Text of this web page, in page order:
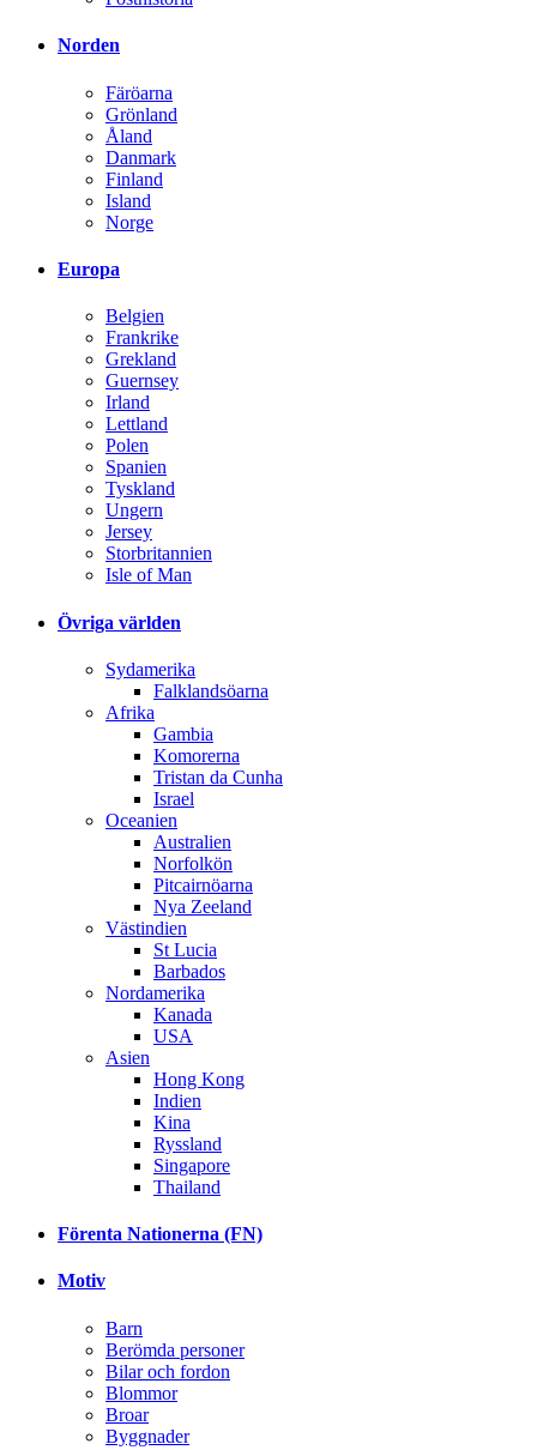
Norden
Färöarna
Grönland
Åland
Danmark
Finland
Island
Norge
Europa
Belgien
Frankrike
Grekland
Guernsey
Irland
Lettland
Polen
Spanien
Tyskland
Ungern
Jersey
Storbritannien
Isle of Man
Övriga världen
Sydamerika
Falklandsöarna
Afrika
Gambia
Komorerna
Tristan da Cunha
Israel
Oceanien
Australien
Norfolkön
Pitcairnöarna
Nya Zeeland
Västindien
St Lucia
Barbados
Nordamerika
Kanada
USA
Asien
Hong Kong
Indien
Kina
Ryssland
Singapore
Thailand
Förenta Nationerna (FN)
Motiv
Barn
Berömda personer
Bilar och fordon
Blommor
Broar
Byggnader